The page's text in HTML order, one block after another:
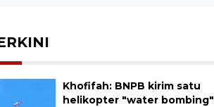
Khofifah: BNPB kirim satu
helikopter "water bombing"